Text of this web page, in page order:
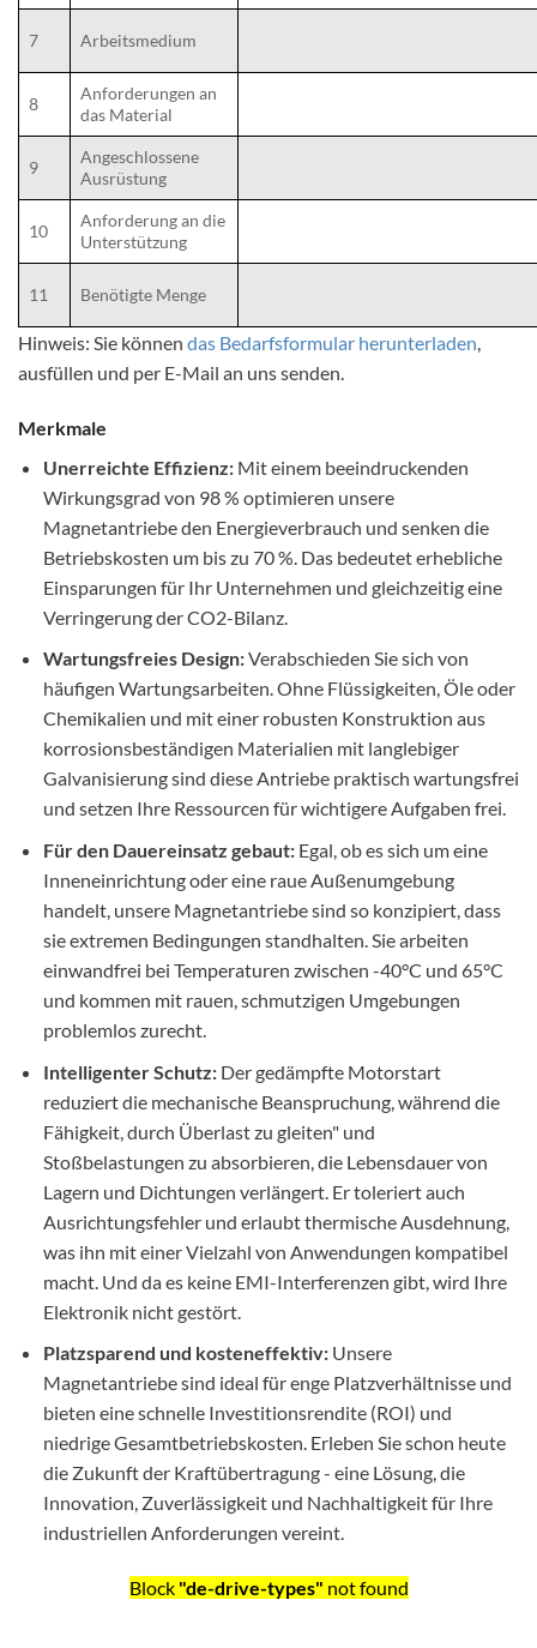
7 Arbeitsmedium
8
Anforderungen an
das Material
9
Angeschlossene
Ausrüstung
10
Anforderung an die
Unterstützung
11 Benötigte Menge
Hinweis: Sie können das Bedarfsformular herunterladen,
ausfüllen und per E-Mail an uns senden.
Merkmale
Unerreichte Effizienz:Mit einem beeindruckenden
Wirkungsgrad von 98 % optimieren unsere
Magnetantriebe den Energieverbrauch und senken die
Betriebskosten um bis zu 70 %. Das bedeutet erhebliche
Einsparungen für Ihr Unternehmen und gleichzeitig eine
Verringerung der CO2-Bilanz.
Wartungsfreies Design:Verabschieden Sie sich von
häufigen Wartungsarbeiten. Ohne Flüssigkeiten, Öle oder
Chemikalien und mit einer robusten Konstruktion aus
korrosionsbeständigen Materialien mit langlebiger
Galvanisierung sind diese Antriebe praktisch wartungsfrei
und setzen Ihre Ressourcen für wichtigere Aufgaben frei.
Für den Dauereinsatz gebaut:Egal, ob es sich um eine
Inneneinrichtung oder eine raue Außenumgebung
handelt, unsere Magnetantriebe sind so konzipiert, dass
sie extremen Bedingungen standhalten. Sie arbeiten
einwandfrei bei Temperaturen zwischen -40°C und 65°C
und kommen mit rauen, schmutzigen Umgebungen
problemlos zurecht.
Intelligenter Schutz:Der gedämpfte Motorstart
reduziert die mechanische Beanspruchung, während die
Fähigkeit, durch Überlast zu gleiten" und
Stoßbelastungen zu absorbieren, die Lebensdauer von
Lagern und Dichtungen verlängert. Er toleriert auch
Ausrichtungsfehler und erlaubt thermische Ausdehnung,
was ihn mit einer Vielzahl von Anwendungen kompatibel
macht. Und da es keine EMI-Interferenzen gibt, wird Ihre
Elektronik nicht gestört.
Platzsparend und kosteneffektiv:Unsere
Magnetantriebe sind ideal für enge Platzverhältnisse und
bieten eine schnelle Investitionsrendite (ROI) und
niedrige Gesamtbetriebskosten. Erleben Sie schon heute
die Zukunft der Kraftübertragung - eine Lösung, die
Innovation, Zuverlässigkeit und Nachhaltigkeit für Ihre
industriellen Anforderungen vereint.
Block "de-drive-types" not found